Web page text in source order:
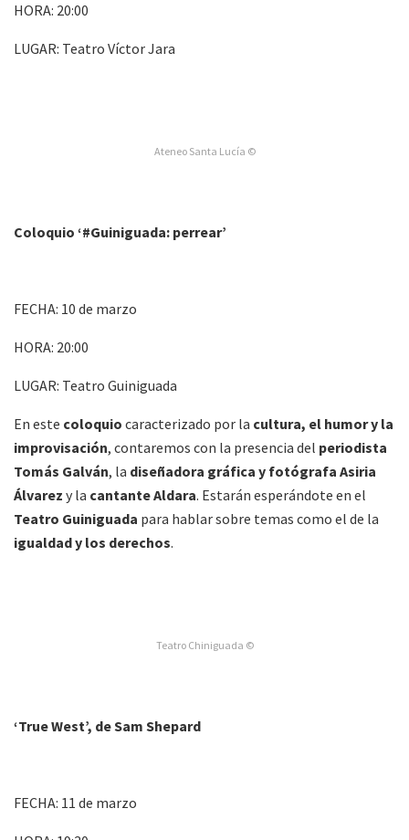
HORA: 20:00
LUGAR: Teatro Víctor Jara
Ateneo Santa Lucía ©
Coloquio ‘#Guiniguada: perrear’
FECHA: 10 de marzo
HORA: 20:00
LUGAR: Teatro Guiniguada
En este coloquio caracterizado por la cultura, el humor y la
improvisación, contaremos con la presencia del periodista
Tomás Galván, la diseñadora gráfica y fotógrafa Asiria
Álvarez y la cantante Aldara. Estarán esperándote en el
Teatro Guiniguada para hablar sobre temas como el de la
igualdad y los derechos.
Teatro Chiniguada ©
‘True West’, de Sam Shepard
FECHA: 11 de marzo